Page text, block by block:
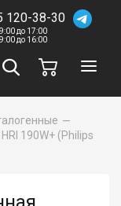
120-38-30
до 17:00
до 16:00
190W+ (Philips